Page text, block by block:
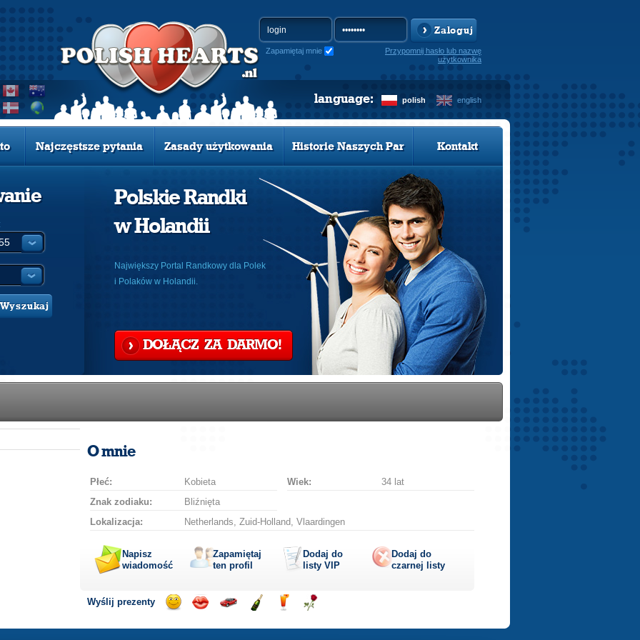
Zaloguj
Zapamiętaj mnie
Przypomnij hasło lub nazwę
użytkownika
polish english
language:
Najczęstsze pytania Zasady użytkowania Historie Naszych Par Kontakt
Wyszukaj
Polskie Randki
w Holandii
Największy Portal Randkowy dla Polek
i Polaków w Holandii.
DOŁĄCZ ZA DARMO!
O mnie
Płeć: Kobieta Wiek:
34 lat
Znak zodiaku:
Bliźnięta
Lokalizacja:
Netherlands, Zuid-Holland, Vlaardingen
Napisz
wiadomość
Zapamiętaj
ten profil
Dodaj do
listy VIP
Dodaj do
czarnej listy
Wyślij prezenty
uśmiechbuziakasamochodem
szampana
drinkaróżę